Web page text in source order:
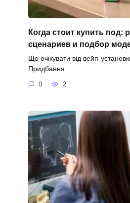
Когда стоит купить под:
сценариев и подбор
Що очікувати від вейп-
Придбання
0 2